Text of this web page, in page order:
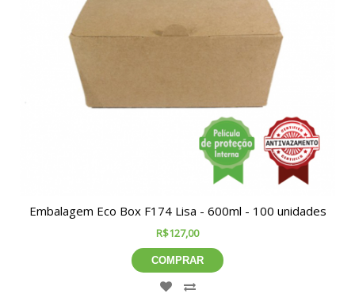
Embalagem Eco Box F174 Lisa - 600ml - 100 unidades
R$127,00
COMPRAR